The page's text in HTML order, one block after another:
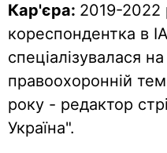
Кар'єра: 2019-2022
кореспондентка в
спеціалізувалася
правоохоронній
року - редактор
Україна".